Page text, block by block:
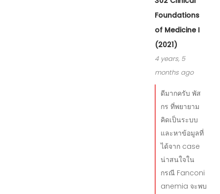
Foundations
of Medicine I
(2021)
4 years, 5
months ago
ดีมากครับ พัส
กร ที่พยายาม
คิดเป็นระบบ
และหาข้อมูลที่
ได้จาก case
น่าสนใจใน
กรณี Fanconi
anemia จะพบ